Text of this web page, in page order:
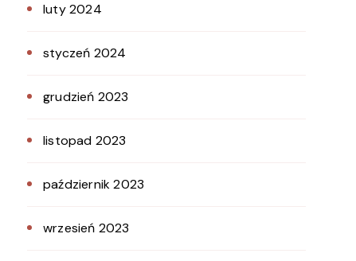
luty 2024
styczeń 2024
grudzień 2023
listopad 2023
październik 2023
wrzesień 2023